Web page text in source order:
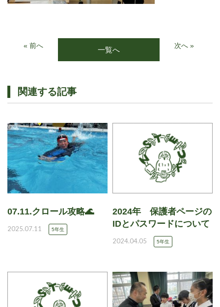
« 前へ 一覧へ 次へ »
関連する記事
07.11.クロール攻略🌊
2025.07.11 5年生
2024年 保護者ページの
IDとパスワードについて
2024.04.05 5年生